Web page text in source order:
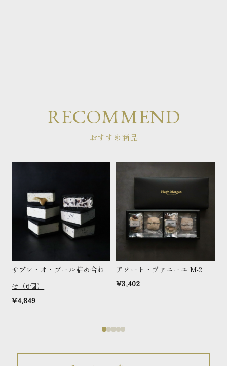
RECOMMEND
おすすめ商品
詰め合わ アソート・ヴァニーユ M-2
マカロン・ヴァニー